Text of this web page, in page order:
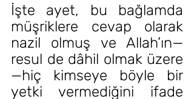
İşte ayet, bu bağlamda
müşriklere cevap olarak
nazil olmuş ve Allah’ın—
resul de dâhil olmak üzere
—hiç kimseye böyle bir
yetki vermediğini ifade